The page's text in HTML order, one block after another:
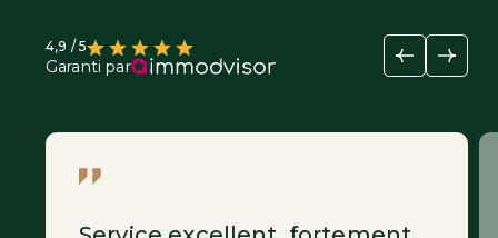
4,9 / 5
Garanti par